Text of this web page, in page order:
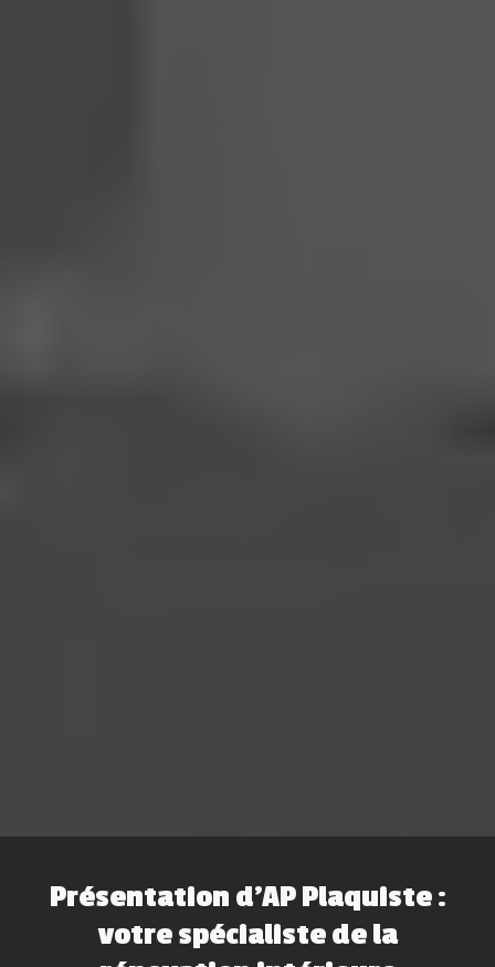
Présentation d'AP Plaquiste :
votre spécialiste de la